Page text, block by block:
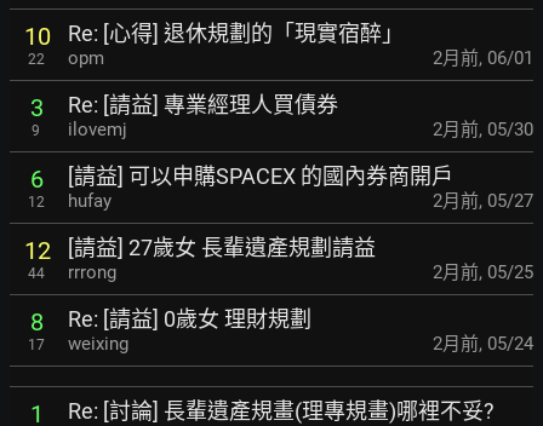
10
22
Re: [心得] 退休規劃的「現實宿醉」
opm 2月前, 06/01
3
9
Re: [請益] 專業經理人買債券
ilovemj 2月前, 05/30
6
12
[請益] 可以申購SPACEX 的國內券商開戶
hufay 2月前, 05/27
12
44
[請益] 27歲女 長輩遺產規劃請益
rrrong 2月前, 05/25
8
17
Re: [請益] 0歲女 理財規劃
weixing 2月前, 05/24
1 Re: [討論] 長輩遺產規畫(理專規畫)哪裡不妥?